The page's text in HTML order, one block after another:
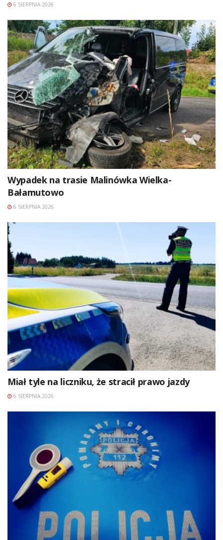
6 SIERPNIA 2026
Wypadek na trasie Malinówka Wielka-
Bałamutowo
6 SIERPNIA 2026
Miał tyle na liczniku, że stracił prawo jazdy
6 SIERPNIA 2026